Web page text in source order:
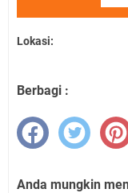
Lokasi:
Berbagi :
Anda mungkin